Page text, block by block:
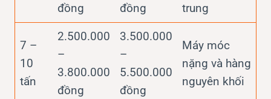
đồng
đồng
trung
7 –
10
tấn
2.500.000
–
3.800.000
đồng
3.500.000
–
5.500.000
đồng
Máy móc
nặng và hàng
nguyên khối